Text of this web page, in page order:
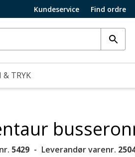
Kundeservice Find ordre
& TRYK
5429 Leverandør varenr.